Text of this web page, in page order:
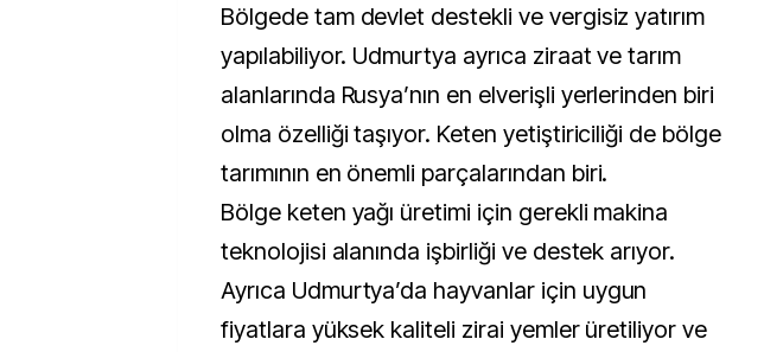
Bölgede tam devlet destekli ve vergisiz yatırım
yapılabiliyor. Udmurtya ayrıca ziraat ve tarım
alanlarında Rusya’nın en elverişli yerlerinden biri
olma özelliği taşıyor. Keten yetiştiriciliği de bölge
tarımının en önemli parçalarından biri.
Bölge keten yağı üretimi için gerekli makina
teknolojisi alanında işbirliği ve destek arıyor.
Ayrıca Udmurtya’da hayvanlar için uygun
fiyatlara yüksek kaliteli zirai yemler üretiliyor ve